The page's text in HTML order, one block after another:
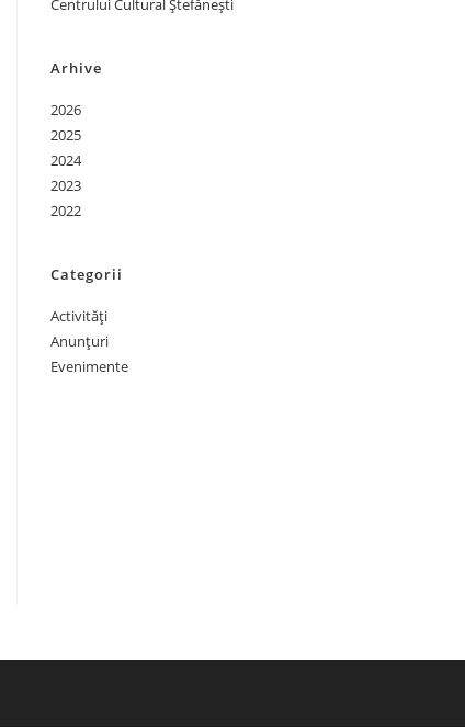
Centrului Cultural Ștefănești
Arhive
2026
2025
2024
2023
2022
Categorii
Activități
Anunțuri
Evenimente